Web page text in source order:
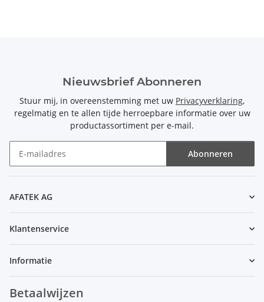
Nieuwsbrief Abonneren
Stuur mij, in overeenstemming met uw Privacyverklaring,
regelmatig en te allen tijde herroepbare informatie over uw
productassortiment per e-mail.
Abonneren
AFATEK AG
Klantenservice
Informatie
Betaalwijzen